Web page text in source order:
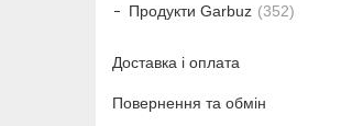
Продукти Garbuz 352
Доставка і оплата
Повернення та обмін